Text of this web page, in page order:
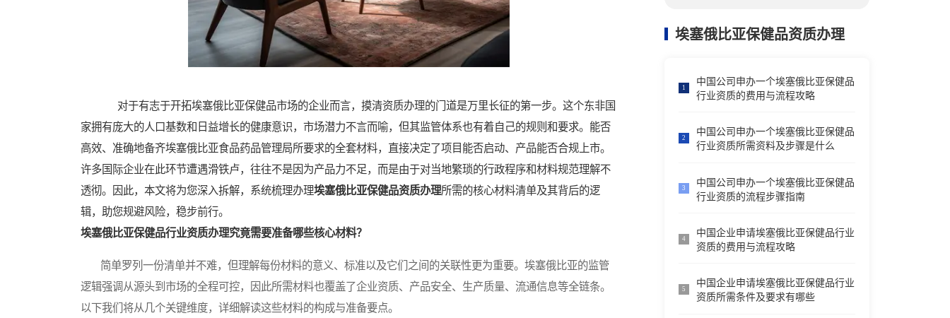
对于有志于开拓埃塞俄比亚保健品市场的企业而言，摸清资质办理的门道是万里长征的第一步。这个东非国
家拥有庞大的人口基数和日益增长的健康意识，市场潜力不言而喻，但其监管体系也有着自己的规则和要求。能否
高效、准确地备齐埃塞俄比亚食品药品管理局所要求的全套材料，直接决定了项目能否启动、产品能否合规上市。
许多国际企业在此环节遭遇滑铁卢，往往不是因为产品力不足，而是由于对当地繁琐的行政程序和材料规范理解不
透彻。因此，本文将为您深入拆解，系统梳理办理埃塞俄比亚保健品资质办理所需的核心材料清单及其背后的逻
辑，助您规避风险，稳步前行。
埃塞俄比亚保健品行业资质办理究竟需要准备哪些核心材料？
简单罗列一份清单并不难，但理解每份材料的意义、标准以及它们之间的关联性更为重要。埃塞俄比亚的监管
逻辑强调从源头到市场的全程可控，因此所需材料也覆盖了企业资质、产品安全、生产质量、流通信息等全链条。
以下我们将从几个关键维度，详细解读这些材料的构成与准备要点。
埃塞俄比亚保健品资质办理
1
中国公司申办一个埃塞俄比亚保健品
行业资质的费用与流程攻略
2
中国公司申办一个埃塞俄比亚保健品
行业资质所需资料及步骤是什么
3
中国公司申办一个埃塞俄比亚保健品
行业资质的流程步骤指南
4
中国企业申请埃塞俄比亚保健品行业
资质的费用与流程攻略
5
中国企业申请埃塞俄比亚保健品行业
资质所需条件及要求有哪些